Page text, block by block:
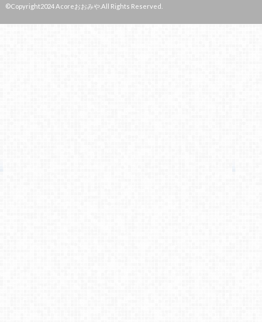
©Copyright2024Acoreおおみや.All Rights Reserved.